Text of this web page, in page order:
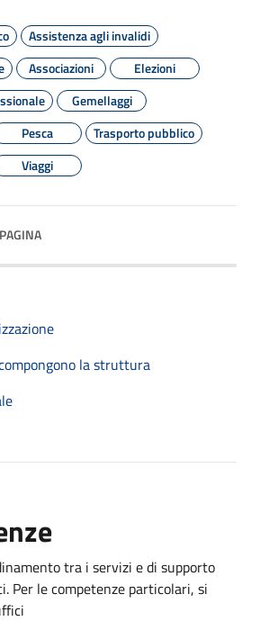
Assistenza agli invalidi
Associazioni
Elezioni
Gemellaggi
Pesca
Trasporto pubblico
Viaggi
la struttura
tra i servizi e di supporto
Per le competenze particolari, si